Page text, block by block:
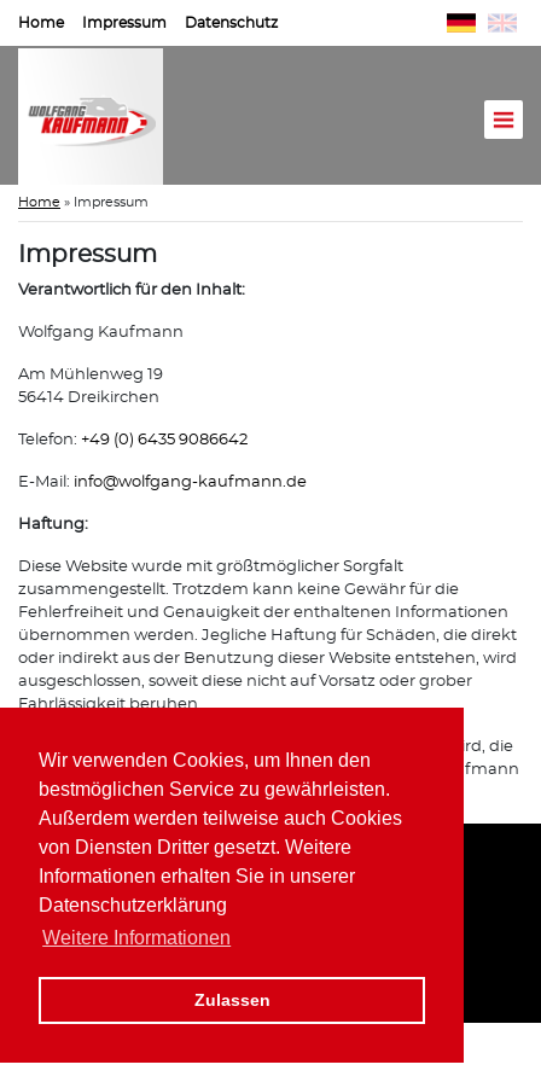
Wir verwenden Cookies, um Ihnen den
bestmöglichen Service zu gewährleisten.
Außerdem werden teilweise auch Cookies
von Diensten Dritter gesetzt. Weitere
Informationen erhalten Sie in unserer
Datenschutzerklärung
Weitere Informationen
Zulassen
Home Impressum Datenschutz
Home » Impressum
Impressum
Verantwortlich für den Inhalt:
Wolfgang Kaufmann
Am Mühlenweg 19
56414 Dreikirchen
Telefon: +49 (0) 6435 9086642
E-Mail: info@wolfgang-kaufmann.de
Haftung:
Diese Website wurde mit größtmöglicher Sorgfalt
zusammengestellt. Trotzdem kann keine Gewähr für die
Fehlerfreiheit und Genauigkeit der enthaltenen Informationen
übernommen werden. Jegliche Haftung für Schäden, die direkt
oder indirekt aus der Benutzung dieser Website entstehen, wird
ausgeschlossen, soweit diese nicht auf Vorsatz oder grober
Fahrlässigkeit beruhen.
Sofern von dieser Website auf Internetseiten verwiesen wird, die
von Dritten betrieben werden, übernimmt Wolfgang Kaufmann
keine Verantwortung für deren Inhalte.
Home Impressum Datenschutz